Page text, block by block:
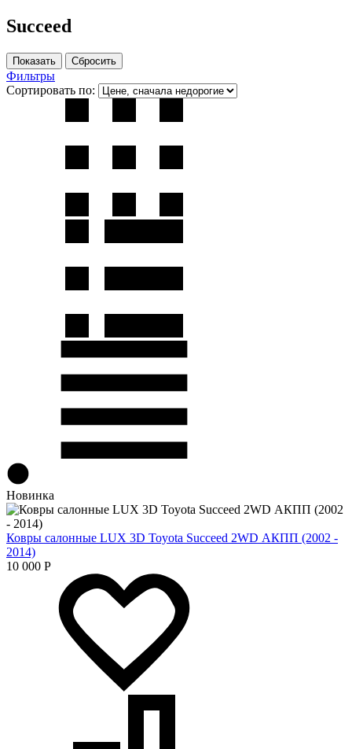
Succeed
Фильтры
Сортировать по:
Новинка
Ковры салонные LUX 3D Toyota Succeed 2WD АКПП (2002 -
2014)
10 000 Р